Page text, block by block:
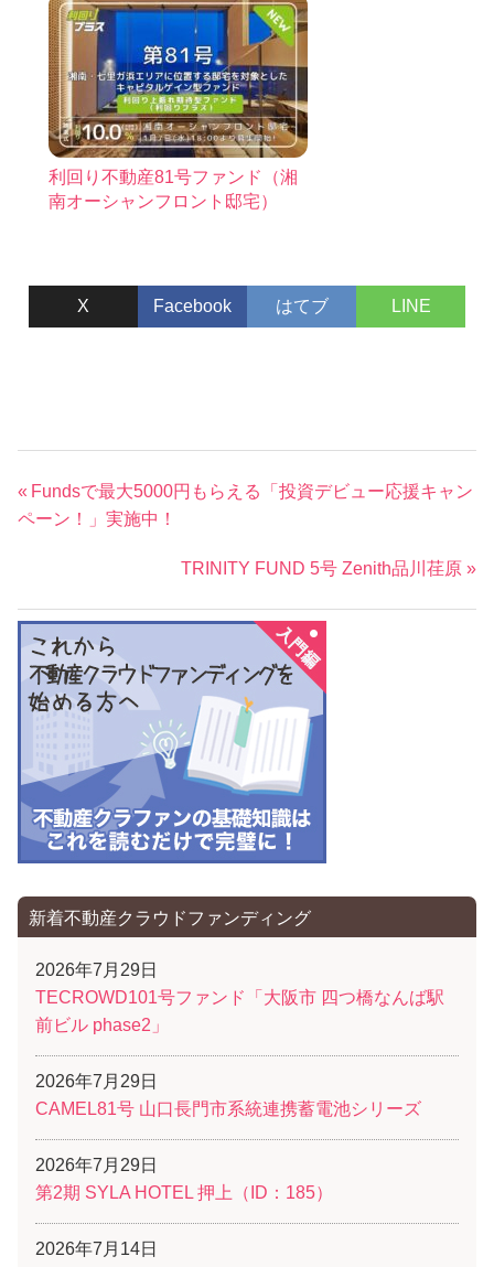
利回り不動産81号ファンド（湘
南オーシャンフロント邸宅）
X Facebook はてブ LINE
投
稿
ゲ
ー
シ
ョ
ン
前
の
Fundsで最大5000円もらえる「投資デビュー応援キャン
ペーン！」実施中！
次
記
TRINITY FUND 5号 Zenith品川荏原
新着不動産クラウドファンディング
2026年7月29日
TECROWD101号ファンド「大阪市 四つ橋なんば駅
前ビル phase2」
2026年7月29日
CAMEL81号 山口長門市系統連携蓄電池シリーズ
2026年7月29日
第2期 SYLA HOTEL 押上（ID：185）
2026年7月14日